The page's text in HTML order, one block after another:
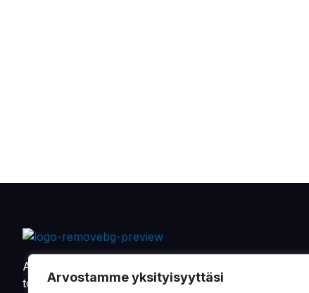
Arvostamme yksityisyyttäsi
Alkaen vuodesta 1901 on Oy Sandman-Nupnau Ab
toimittanut tarvikkeita ja varaosia maa- ja